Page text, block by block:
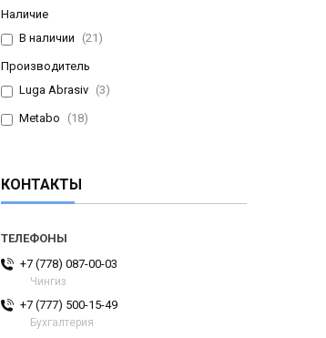
Наличие
В наличии
21
Производитель
Luga Abrasiv
3
Metabo 18
КОНТАКТЫ
+7 (778) 087-00-03
Чингиз
+7 (777) 500-15-49
Бухгалтерия